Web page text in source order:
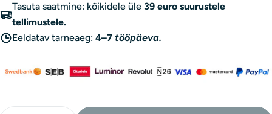
Tasuta saatmine: kõikidele üle 39 euro suurustele
tellimustele.
Eeldatav tarneaeg: 4–7 tööpäeva.